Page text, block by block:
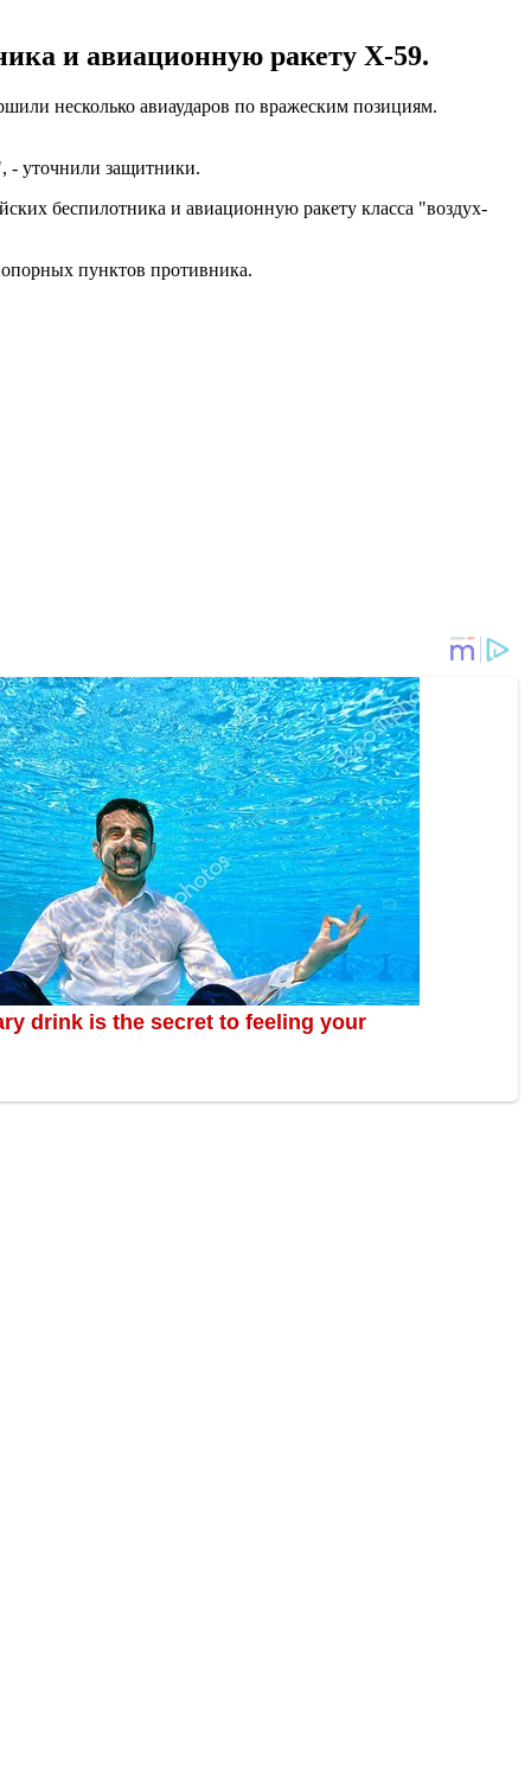
и авиационную ракету Х-59.
несколько авиаударов по вражеским позициям.
- уточнили защитники.
беспилотника и авиационную ракету класса "воздух-
пунктов противника.